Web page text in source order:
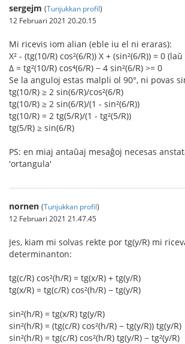
sergejm (Tunjukkan profil)
12 Februari 2021 20.20.15
Mi ricevis iom alian (eble iu el ni eraras):
X² - (tg(10/R) cos²(6/R)) X + (sin²(6/R)) = 0
Δ = tg²(10/R) cos⁴(6/R) − 4 sin²(6/R) >= 0
Se la anguloj estas malpli ol 90°, ni povas
tg(10/R) ≥ 2 sin(6/R)/cos²(6/R)
tg(10/R) ≥ 2 sin(6/R)/(1 - sin²(6/R))
tg(10/R) = 2 tg(5/R)/(1 - tg²(5/R))
tg(5/R) ≥ sin(6/R)
PS: en miaj antaŭaj mesaĝoj necesas
'ortangula'
nornen (Tunjukkan profil)
12 Februari 2021 21.47.45
Jes, kiam mi solvas rekte por tg(y/R) mi
determinanton:
tg(c/R) cos²(h/R) = tg(x/R) + tg(y/R)
tg(x/R) = tg(c/R) cos²(h/R) − tg(y/R)
sin²(h/R) = tg(x/R) tg(y/R)
sin²(h/R) = (tg(c/R) cos²(h/R) − tg(y/R)) tg(y/R)
sin²(h/R) = tg(c/R) cos²(h/R) tg(y/R) − tg²(y/R)